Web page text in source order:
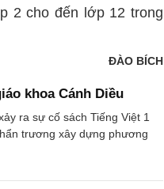
2 cho đến lớp 12 trong
ĐÀO BÍCH
khoa Cánh Diều
ra sự cố sách Tiếng Việt 1
trương xây dựng phương